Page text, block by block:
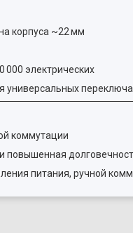
корпуса ~22 мм
000 электрических
универсальных
коммутации
повышенная
питания, ручной